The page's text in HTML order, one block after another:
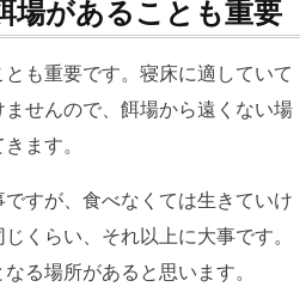
場があることも重要
も重要です。寝床に適していて
せんので、餌場から遠くない場
ます。
すが、食べなくては生きていけ
くらい、それ以上に大事です。
る場所があると思います。